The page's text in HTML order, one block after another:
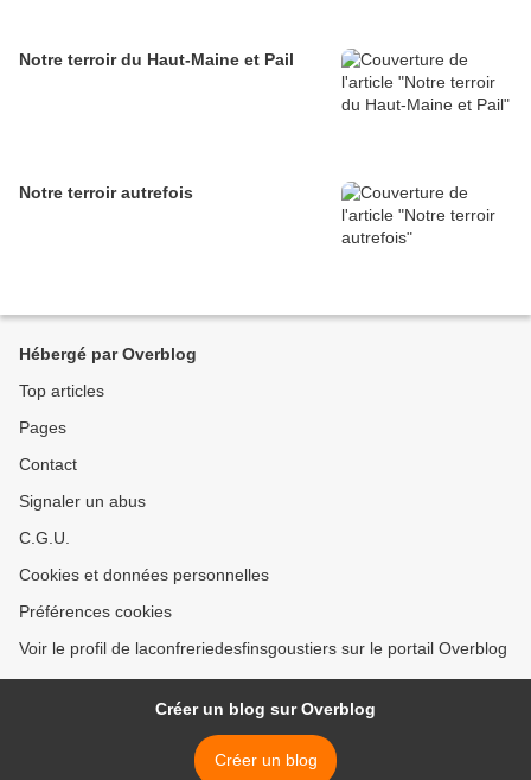
Notre terroir du Haut-Maine et Pail
Notre terroir autrefois
Hébergé par Overblog
Top articles
Pages
Contact
Signaler un abus
C.G.U.
Cookies et données personnelles
Préférences cookies
Voir le profil de laconfreriedesfinsgoustiers sur le portail Overblog
Créer un blog sur Overblog
Créer un blog